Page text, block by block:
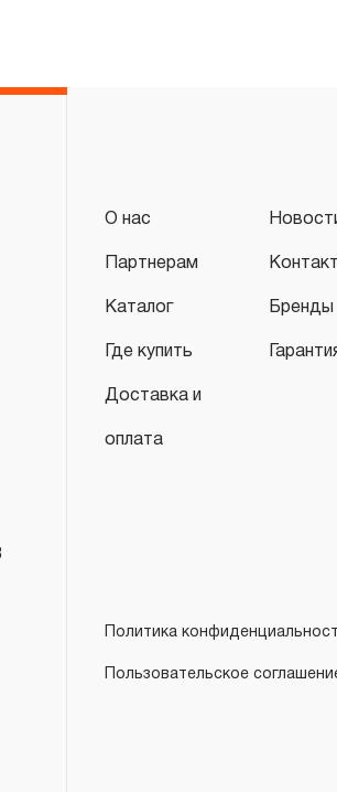
2.2 При повышенной
дате продажи,
изделия. В отдельных
промышленные
исчисляться с
обнаруженный или
3.2 Производитель
О нас
Партнерам
Каталог Бренды
Где купить
Доставка и
оплата
Политика
Пользовательское